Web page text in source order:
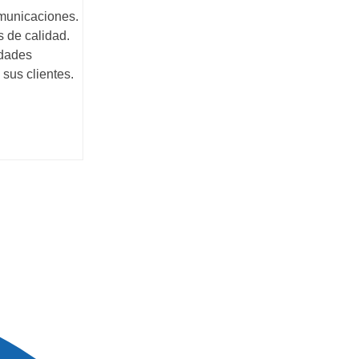
de calidad.
clientes.